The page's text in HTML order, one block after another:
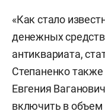
«Как стало
денежных
антиквариата,
Степаненко
Евгения
включить в объем